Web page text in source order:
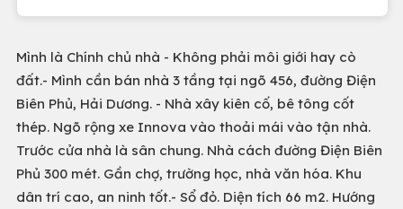
Mình là Chính chủ nhà - Không phải môi giới hay cò
đất.- Mình cần bán nhà 3 tầng tại ngõ 456, đường Điện
Biên Phủ, Hải Dương. - Nhà xây kiên cố, bê tông cốt
thép. Ngõ rộng xe Innova vào thoải mái vào tận nhà.
Trước cửa nhà là sân chung. Nhà cách đường Điện Biên
Phủ 300 mét. Gần chợ, trường học, nhà văn hóa. Khu
dân trí cao, an ninh tốt.- Sổ đỏ. Diện tích 66 m2. Hướng